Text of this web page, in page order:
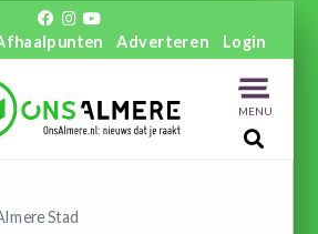
Adverteren Login
MENU
Stad